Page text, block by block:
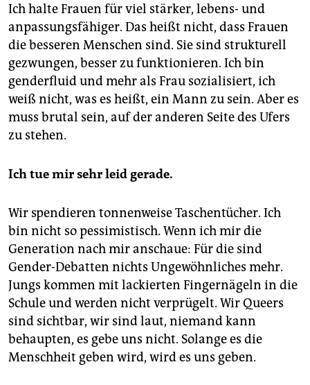
Ich halte Frauen für viel stärker, lebens- und
anpassungsfähiger. Das heißt nicht, dass Frauen
die besseren Menschen sind. Sie sind strukturell
gezwungen, besser zu funktionieren. Ich bin
genderfluid und mehr als Frau sozialisiert, ich
weiß nicht, was es heißt, ein Mann zu sein. Aber es
muss brutal sein, auf der anderen Seite des Ufers
zu stehen.
Ich tue mir sehr leid gerade.
Wir spendieren tonnenweise Taschentücher. Ich
bin nicht so pessimistisch. Wenn ich mir die
Generation nach mir anschaue: Für die sind
Gender-Debatten nichts Ungewöhnliches mehr.
Jungs kommen mit lackierten Fingernägeln in die
Schule und werden nicht verprügelt. Wir Queers
sind sichtbar, wir sind laut, niemand kann
behaupten, es gebe uns nicht. Solange es die
Menschheit geben wird, wird es uns geben.